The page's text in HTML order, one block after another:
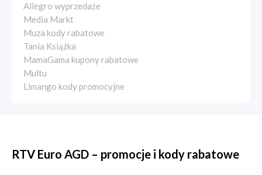
Allegro wyprzedaże
Media Markt
Muza kody rabatowe
Tania Książka
MamaGama kupony rabatowe
Multu
Limango kody promocyjne
RTV Euro AGD – promocje i kody rabatowe